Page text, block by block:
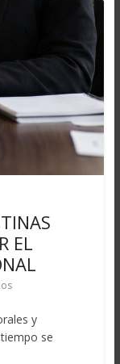
EL
y
se